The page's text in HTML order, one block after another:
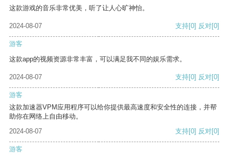
这款游戏的音乐非常优美，听了让人心旷神怡。
2024-08-07 支持[0] 反对[0]
游客
这款app的视频资源非常丰富，可以满足我不同的娱乐需求。
2024-08-07 支持[0] 反对[0]
游客
这款加速器VPM应用程序可以给你提供最高速度和安全性的连接，并帮
助你在网络上自由移动。
2024-08-07
支持[0] 反对[0]
游客